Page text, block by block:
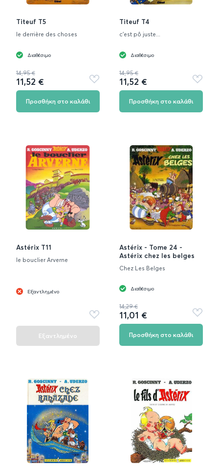
Titeuf T5
le derrière des choses
Διαθέσιμο
14,95 €
11,52 €
Προσθήκη
στα
Προσθήκη στο καλάθι
Titeuf T4
c'est pô juste...
Διαθέσιμο
14,95 €
11,52 €
στα
Προσθήκη στο καλάθι
Astérix T11
le bouclier Arverne
Εξαντλημένο
Προσθήκη
στα
Εξαντλημένο
Astérix - Tome 24 -
Astérix chez les belges
Chez Les Belges
Διαθέσιμο
14,29 €
11,01 €
στα
Προσθήκη στο καλάθι